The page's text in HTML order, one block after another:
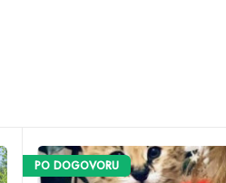
PO DOGOVORU